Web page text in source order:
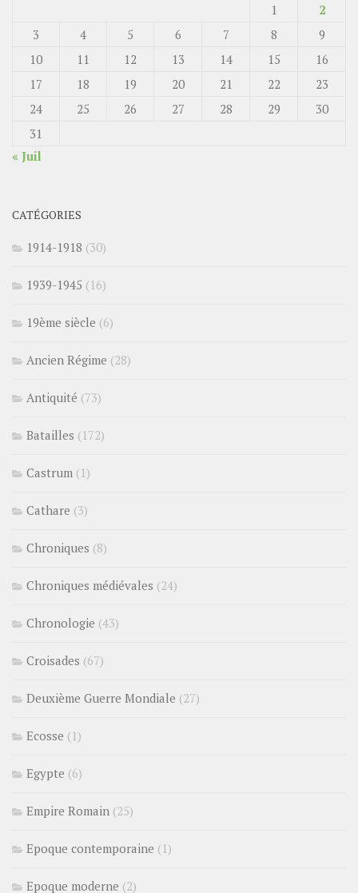
1
2
3
4 5 6 7 8
9
10
11 12 13 14 15
16
17
18 19 20 21 22
23
24
25 26 27 28 29
30
31
« Juil
CATÉGORIES
1914-1918 (30)
1939-1945 (16)
19ème siècle (6)
Ancien Régime (28)
Antiquité (73)
Batailles (172)
Castrum (1)
Cathare (3)
Chroniques (8)
Chroniques médiévales (24)
Chronologie (43)
Croisades (67)
Deuxième Guerre Mondiale (27)
Ecosse (1)
Egypte (6)
Empire Romain (25)
Epoque contemporaine (1)
Epoque moderne (2)